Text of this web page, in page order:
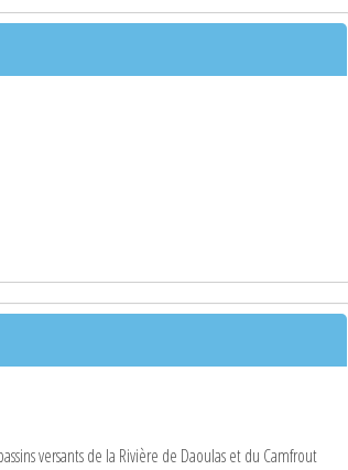
versants de la Rivière de Daoulas et du Camfrout